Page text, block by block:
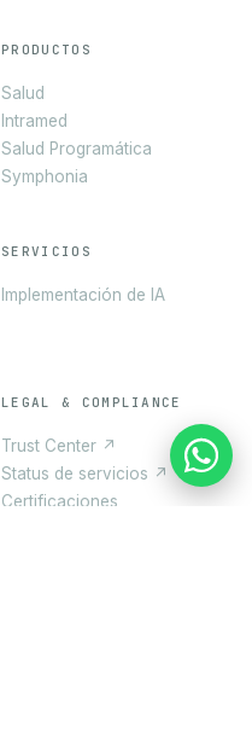
PRODUCTOS
Salud
Intramed
Salud Programática
Symphonia
SERVICIOS
Implementación de IA
LEGAL & COMPLIANCE
Trust Center ↗
Status de servicios ↗
Certificaciones